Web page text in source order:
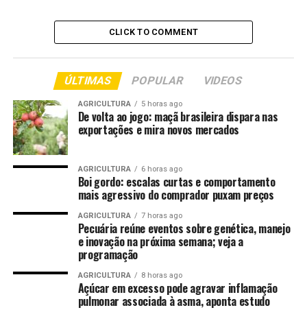
Grosso, Gilberto Figueiredo.
O presidente do Conselho de Secretarias Municipais de
Saúde de Mato Grosso (Cosems-MT), Marco Felipe,
destacou que os secretários ficaram impactados com a
grandiosidade da obra e o investimento do Governo.
“O que nós estamos vendo aqui é algo extraordinário, é
coisa realmente de primeiro mundo e, para quem já
viajou bastante, dá a impressão de que não estamos no
Brasil. Eu vejo que é uma obra de uma magnitude imensa
e pensando no que isso aqui vai proporcionar à
população do Estado de Mato Grosso”, afirmou.
Para a servidora pública de carreira e diretora do
Escritório Regional de Saúde de Diamantino, Sandra
Guimarães, a construção do hospital é um divisor de
águas para a saúde pública de Mato Grosso.
CLICK TO COMMENT
ÚLTIMAS POPULAR VIDEOS
AGRICULTURA 5 horas ago
De volta ao jogo: maçã brasileira dispara nas
exportações e mira novos mercados
AGRICULTURA 6 horas ago
Boi gordo: escalas curtas e comportamento
mais agressivo do comprador puxam preços
AGRICULTURA 7 horas ago
Pecuária reúne eventos sobre genética, manejo
e inovação na próxima semana; veja a
programação
AGRICULTURA 8 horas ago
Açúcar em excesso pode agravar inflamação
pulmonar associada à asma, aponta estudo